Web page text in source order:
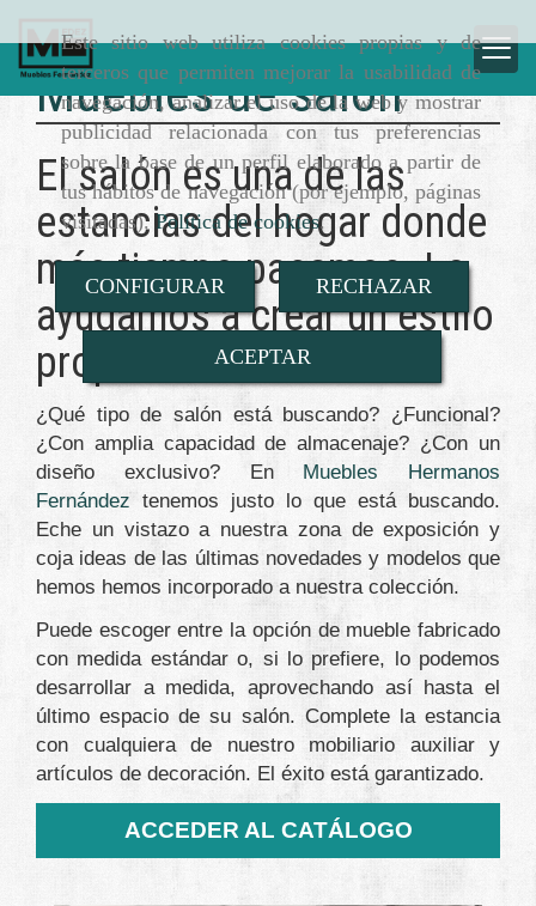
Este sitio web utiliza cookies propias y de
terceros que permiten mejorar la usabilidad de
navegación, analizar el uso de la web y mostrar
publicidad relacionada con tus preferencias
sobre la base de un perfil elaborado a partir de
tus hábitos de navegación (por ejemplo, páginas
visitadas). Política de cookies.
CONFIGURAR RECHAZAR
ACEPTAR
Muebles de salón
El salón es una de las
estancias del hogar donde
más tiempo pasamos. Le
ayudamos a crear un estilo
propio
¿Qué tipo de salón está buscando? ¿Funcional?
¿Con amplia capacidad de almacenaje? ¿Con un
diseño exclusivo? En Muebles Hermanos
Fernándeztenemos justo lo que está buscando.
Eche un vistazo a nuestra zona de exposición y
coja ideas de las últimas novedades y modelos que
hemos hemos incorporado a nuestra colección.
Puede escoger entre la opción de mueble fabricado
con medida estándar o, si lo prefiere, lo podemos
desarrollar a medida, aprovechando así hasta el
último espacio de su salón. Complete la estancia
con cualquiera de nuestro mobiliario auxiliar y
artículos de decoración. El éxito está garantizado.
ACCEDER AL CATÁLOGO